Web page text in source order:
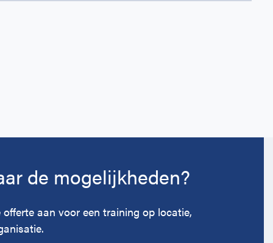
de mogelijkheden?
aan voor een training op locatie,